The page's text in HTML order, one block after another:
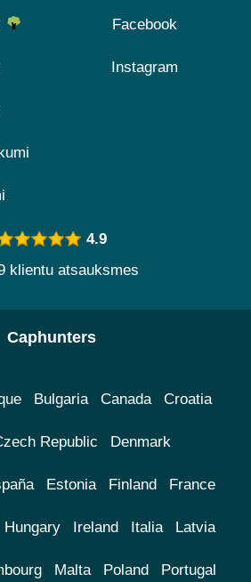
Facebook
Instagram
4.9
klientu atsauksmes
Caphunters
Bulgaria Canada Croatia
Republic Denmark
Estonia Finland France
Hungary Ireland Italia Latvia
Malta Poland Portugal